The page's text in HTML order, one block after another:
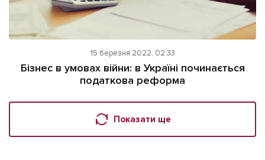
15 березня 2022, 02:33
Бізнес в умовах війни: в Україні починається
податкова реформа
Показати ще